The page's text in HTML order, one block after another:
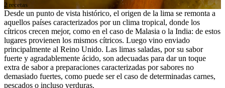
2 recetas
Desde un punto de vista histórico, el origen de la lima se remonta a
aquellos países caracterizados por un clima tropical, donde los
cítricos crecen mejor, como en el caso de Malasia o la India: de estos
lugares provienen los mismos cítricos. Luego vino enviado
principalmente al Reino Unido. Las limas saladas, por su sabor
fuerte y agradablemente ácido, son adecuadas para dar un toque
extra de sabor a preparaciones caracterizadas por sabores no
demasiado fuertes, como puede ser el caso de determinadas carnes,
pescados o incluso verduras.